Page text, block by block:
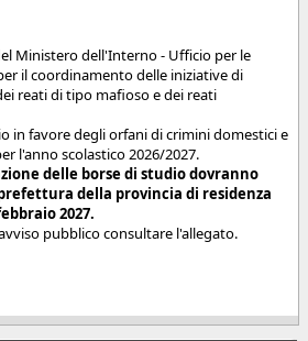
Ministero dell'Interno - Ufficio per le
il coordinamento delle iniziative di
reati di tipo mafioso e dei reati
in favore degli orfani di crimini domestici e
l'anno scolastico 2026/2027.
delle borse di studio dovranno
della provincia di residenza
2027.
pubblico consultare l'allegato.